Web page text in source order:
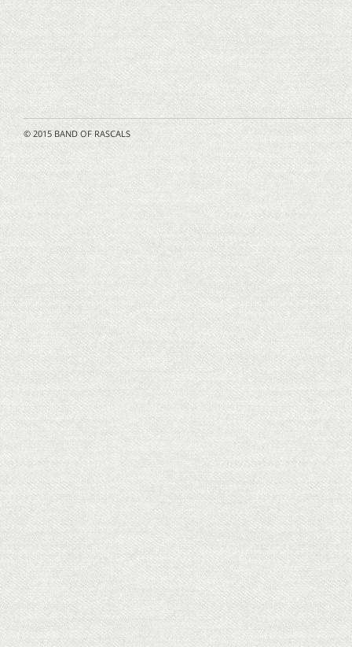
© 2015 BAND OF RASCALS